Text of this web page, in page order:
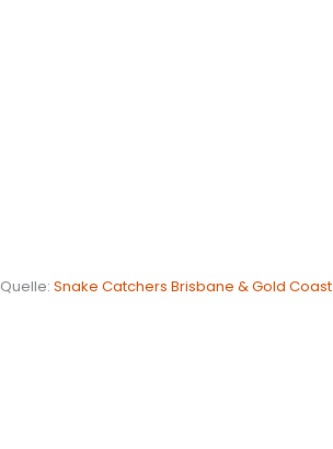
Quelle: Snake Catchers Brisbane & Gold Coast